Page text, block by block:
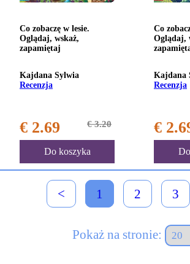
Co zobaczę w lesie.
Oglądaj, wskaż,
zapamiętaj
Kajdana Sylwia
Recenzja
€ 2.69 € 3.20
Do koszyka
Co
Oglądaj,
Kajdana
Recenzja
€
< 1 2 3
Pokaż na stronie: